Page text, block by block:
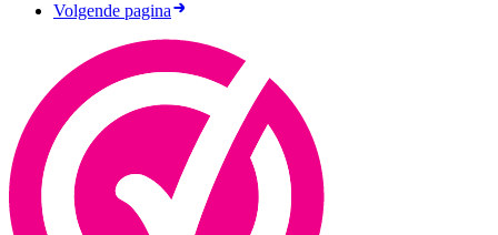
Volgende pagina